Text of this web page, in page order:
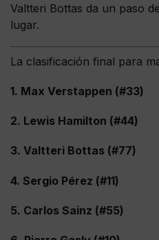
Valtteri Bottas da un paso
lugar.
La clasificación final para
1. Max Verstappen (#33)
2. Lewis Hamilton (#44)
3. Valtteri Bottas (#77)
4. Sergio Pérez (#11)
5. Carlos Sainz (#55)